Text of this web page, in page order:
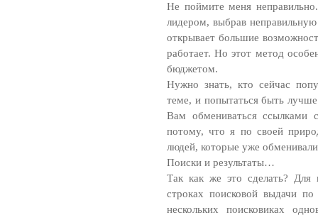
Не поймите меня
лидером, выбрав
открывает большие
работает. Но этот метод
бюджетом.
Нужно знать, кто сейчас
теме, и попытаться быть
Вам обмениваться ссылками
потому, что я по своей
людей, которые уже
Поиски и результаты…
Так как же это сделать? Для
строках поисковой выдачи
нескольких поисковиках